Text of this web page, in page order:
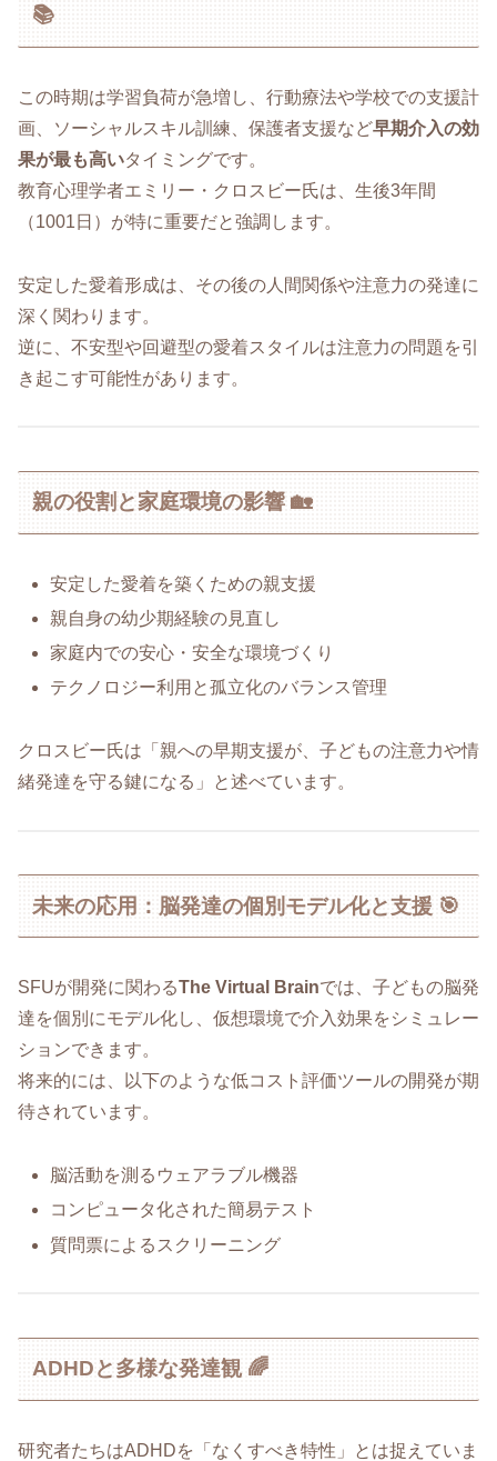
📚
この時期は学習負荷が急増し、行動療法や学校での支援計
画、ソーシャルスキル訓練、保護者支援など早期介入の効
果が最も高いタイミングです。
教育心理学者エミリー・クロスビー氏は、生後3年間
（1001日）が特に重要だと強調します。
安定した愛着形成は、その後の人間関係や注意力の発達に
深く関わります。
逆に、不安型や回避型の愛着スタイルは注意力の問題を引
き起こす可能性があります。
親の役割と家庭環境の影響 🏡
安定した愛着を築くための親支援
親自身の幼少期経験の見直し
家庭内での安心・安全な環境づくり
テクノロジー利用と孤立化のバランス管理
クロスビー氏は「親への早期支援が、子どもの注意力や情
緒発達を守る鍵になる」と述べています。
未来の応用：脳発達の個別モデル化と支援 🎯
SFUが開発に関わるThe Virtual Brainでは、子どもの脳発
達を個別にモデル化し、仮想環境で介入効果をシミュレー
ションできます。
将来的には、以下のような低コスト評価ツールの開発が期
待されています。
脳活動を測るウェアラブル機器
コンピュータ化された簡易テスト
質問票によるスクリーニング
ADHDと多様な発達観 🌈
研究者たちはADHDを「なくすべき特性」とは捉えていま